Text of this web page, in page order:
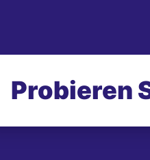
Probieren